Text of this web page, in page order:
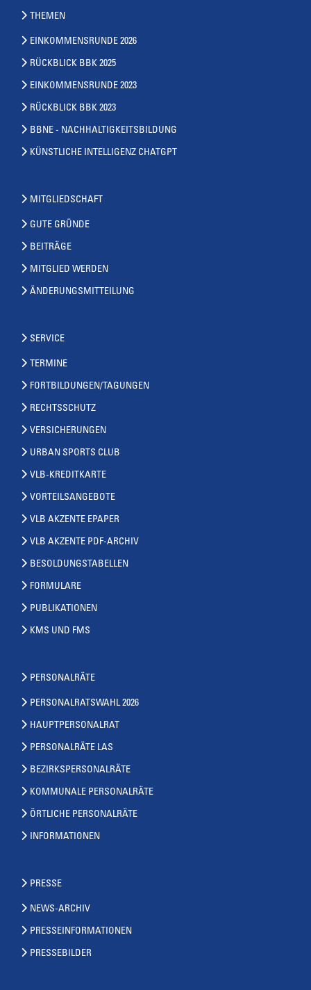
THEMEN
EINKOMMENSRUNDE 2026
RÜCKBLICK BBK 2025
EINKOMMENSRUNDE 2023
RÜCKBLICK BBK 2023
BBNE - NACHHALTIGKEITSBILDUNG
KÜNSTLICHE INTELLIGENZ CHATGPT
MITGLIEDSCHAFT
GUTE GRÜNDE
BEITRÄGE
MITGLIED WERDEN
ÄNDERUNGSMITTEILUNG
SERVICE
TERMINE
FORTBILDUNGEN/TAGUNGEN
RECHTSSCHUTZ
VERSICHERUNGEN
URBAN SPORTS CLUB
VLB-KREDITKARTE
VORTEILSANGEBOTE
VLB AKZENTE EPAPER
VLB AKZENTE PDF-ARCHIV
BESOLDUNGSTABELLEN
FORMULARE
PUBLIKATIONEN
KMS UND FMS
PERSONALRÄTE
PERSONALRATSWAHL 2026
HAUPTPERSONALRAT
PERSONALRÄTE LAS
BEZIRKSPERSONALRÄTE
KOMMUNALE PERSONALRÄTE
ÖRTLICHE PERSONALRÄTE
INFORMATIONEN
PRESSE
NEWS-ARCHIV
PRESSEINFORMATIONEN
PRESSEBILDER